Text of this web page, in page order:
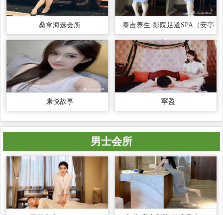
桑拿海选会所 泰吉养生·影院足道SPA（安亭
店）
康悦故事 寜盈
男士会所